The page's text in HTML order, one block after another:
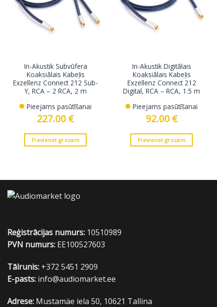
In-Akustik Subvūfera
Koaksiālais Kabeļis
Exzellenz Connect 212 Sub-
Y, RCA – 2 RCA, 2 m
Pieejams pasūtīšanai
227.00 €
Pievienot grozam
In-Akustik Digitālais
Koaksiālais Kabeļis
Exzellenz Connect 212
Digital, RCA – RCA, 1.5 m
Pieejams pasūtīšanai
92.00 €
Pievienot grozam
Reģistrācijas numurs: 10510989
PVN numurs: EE100527603
Tālrunis: +372 5451 2909
E-pasts: info@audiomarket.ee
Adrese: Mustamäe iela 50, 10621 Tallina